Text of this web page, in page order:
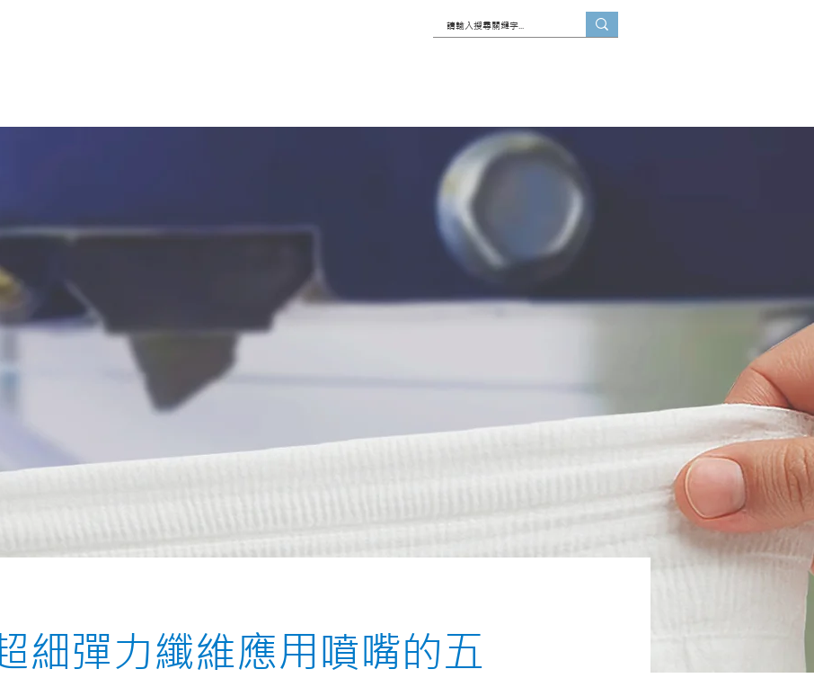
細彈力纖維應用噴嘴的五